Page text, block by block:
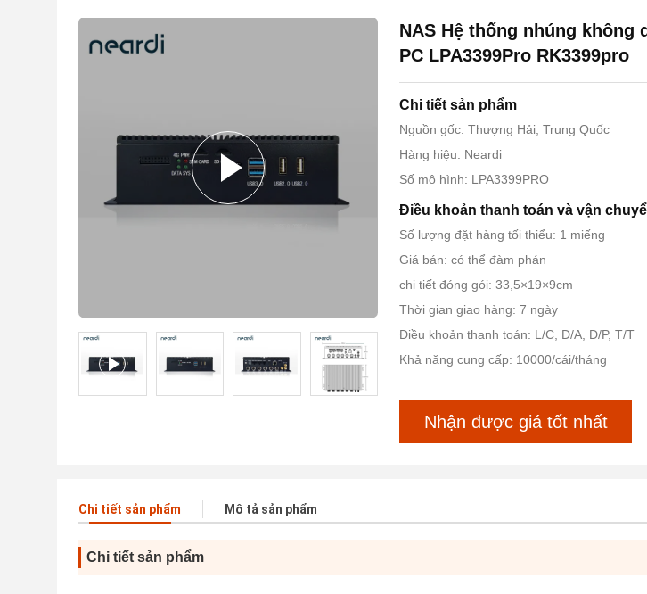
NAS Hệ thống nhúng không
PC LPA3399Pro RK3399pro
Chi tiết sản phẩm
Nguồn gốc: Thượng Hải, Trung Quốc
Hàng hiệu: Neardi
Số mô hình: LPA3399PRO
Điều khoản thanh toán và vận
Số lượng đặt hàng tối thiểu: 1 miếng
Giá bán: có thể đàm phán
chi tiết đóng gói: 33,5×19×9cm
Thời gian giao hàng: 7 ngày
Điều khoản thanh toán: L/C, D/A, D/P, T/T
Khả năng cung cấp: 10000/cái/tháng
Nhận được giá tốt nhất
Chi tiết sản phẩm Mô tả sản phẩm
Chi tiết sản phẩm